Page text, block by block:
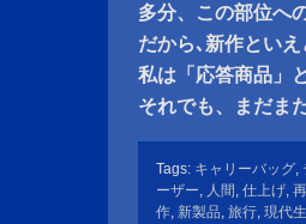
多分、この部位へ
だから､新作といえ
私は「応答商品」
それでも、まだま
Tags: キャリーバッグ,
ーザー, 人間 , 仕上げ,
作, 新製品, 旅行, 現代